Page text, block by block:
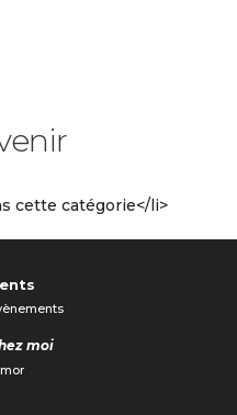
cette catégorie</li>
moi